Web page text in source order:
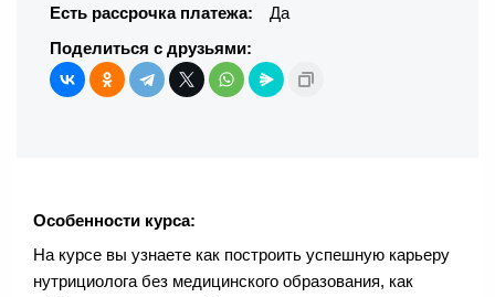
Есть рассрочка платежа:
Да
Поделиться с друзьями:
Особенности курса:
На курсе вы узнаете как построить успешную карьеру
нутрициолога без медицинского образования, как